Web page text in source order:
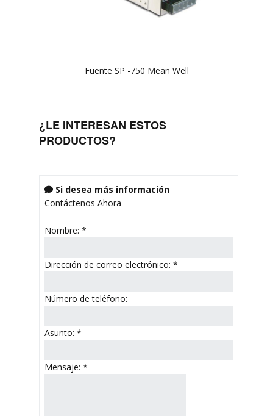
Fuente SP -750 Mean Well
¿LE INTERESAN ESTOS
PRODUCTOS?
 Si desea más información
Contáctenos Ahora
Nombre: *
Dirección de correo electrónico: *
Número de teléfono:
Asunto: *
Mensaje: *